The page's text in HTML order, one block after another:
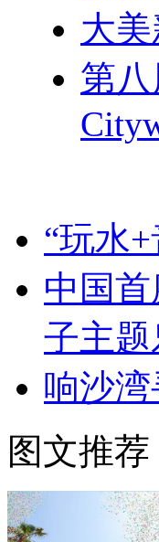
大
第
“玩水
中国
子主
响沙
图文推荐